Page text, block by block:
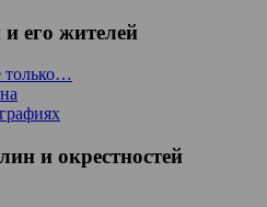
его жителей
только…
и окрестностей